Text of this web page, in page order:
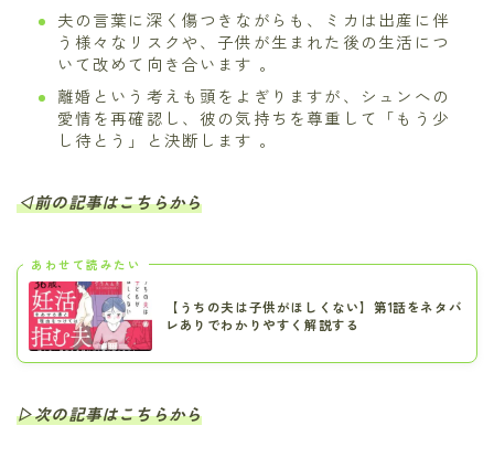
夫の言葉に深く傷つきながらも、ミカは出産に伴
う様々なリスクや、子供が生まれた後の生活につ
いて改めて向き合います 。
離婚という考えも頭をよぎりますが、シュンへの
愛情を再確認し、彼の気持ちを尊重して「もう少
し待とう」と決断します 。
◁前の記事はこちらから
あわせて読みたい
【うちの夫は子供がほしくない】第1話をネタバ
レありでわかりやすく解説する
▷次の記事はこちらから